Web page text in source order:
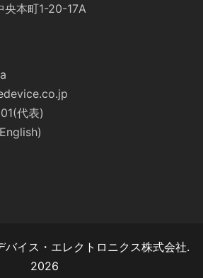
央本町1-20-17A
代表)
イス・エレクトロニクス株式会社.
2026